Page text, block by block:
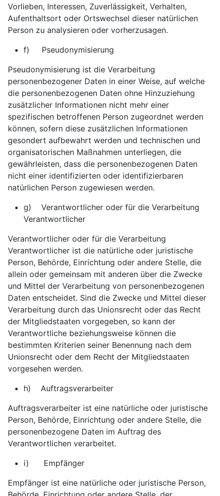
Vorlieben, Interessen, Zuverlässigkeit, Verhalten,
Aufenthaltsort oder Ortswechsel dieser natürlichen
Person zu analysieren oder vorherzusagen.
f) Pseudonymisierung
Pseudonymisierung ist die Verarbeitung
personenbezogener Daten in einer Weise, auf welche
die personenbezogenen Daten ohne Hinzuziehung
zusätzlicher Informationen nicht mehr einer
spezifischen betroffenen Person zugeordnet werden
können, sofern diese zusätzlichen Informationen
gesondert aufbewahrt werden und technischen und
organisatorischen Maßnahmen unterliegen, die
gewährleisten, dass die personenbezogenen Daten
nicht einer identifizierten oder identifizierbaren
natürlichen Person zugewiesen werden.
g) Verantwortlicher oder für die Verarbeitung
Verantwortlicher
Verantwortlicher oder für die Verarbeitung
Verantwortlicher ist die natürliche oder juristische
Person, Behörde, Einrichtung oder andere Stelle, die
allein oder gemeinsam mit anderen über die Zwecke
und Mittel der Verarbeitung von personenbezogenen
Daten entscheidet. Sind die Zwecke und Mittel dieser
Verarbeitung durch das Unionsrecht oder das Recht
der Mitgliedstaaten vorgegeben, so kann der
Verantwortliche beziehungsweise können die
bestimmten Kriterien seiner Benennung nach dem
Unionsrecht oder dem Recht der Mitgliedstaaten
vorgesehen werden.
h) Auftragsverarbeiter
Auftragsverarbeiter ist eine natürliche oder juristische
Person, Behörde, Einrichtung oder andere Stelle, die
personenbezogene Daten im Auftrag des
Verantwortlichen verarbeitet.
i) Empfänger
Empfänger ist eine natürliche oder juristische Person,